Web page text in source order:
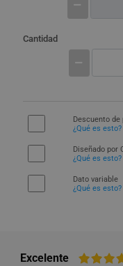
Cantidad
Descuento de
¿Qué es esto?
Diseñado por
¿Qué es esto?
Dato variable
¿Qué es esto?
Excelente